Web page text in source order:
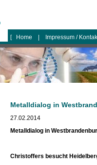
[ Home Impressum /
Metalldialog in
27.02.2014
Metalldialog in
Christoffers besucht